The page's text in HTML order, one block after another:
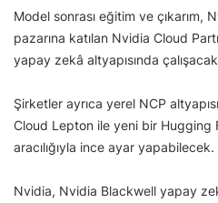
Model sonrası eğitim ve çıkarım,
pazarına katılan Nvidia Cloud
yapay zekâ altyapısında
Şirketler ayrıca yerel NCP
Cloud Lepton ile yeni bir Hugging
aracılığıyla ince ayar yapabilecek.
Nvidia, Nvidia Blackwell yapay